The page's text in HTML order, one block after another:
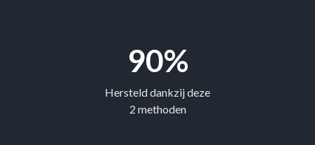
90%
Hersteld dankzij deze
2 methoden